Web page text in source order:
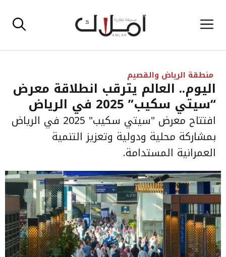
إلى القائمة
منطقة الرياض والقصيم
اليوم.. العالم يترقب انطلاقة معرض
“سيتي سكيب” 2025 في الرياض
افتتاح معرض "سيتي سكيب" 2025 في الرياض
بمشاركة محلية ودولية وتعزيز التنمية
العمرانية المستدامة.